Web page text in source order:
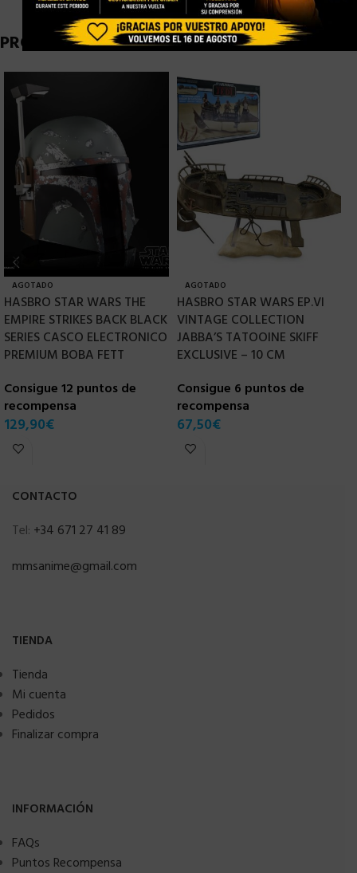
PRODUCTOS RELACIONADOS
AGOTADO
HASBRO STAR WARS THE
EMPIRE STRIKES BACK BLACK
SERIES CASCO ELECTRONICO
PREMIUM BOBA FETT
Consigue 12 puntos de
recompensa
129,90€
AGOTADO
HASBRO STAR WARS EP.VI
VINTAGE COLLECTION
JABBA’S TATOOINE SKIFF
EXCLUSIVE – 10 CM
Consigue 6 puntos de
recompensa
67,50€
CONTACTO
Tel: +34 671 27 41 89
mmsanime@gmail.com
TIENDA
Tienda
Mi cuenta
Pedidos
Finalizar compra
INFORMACIÓN
FAQs
Puntos Recompensa